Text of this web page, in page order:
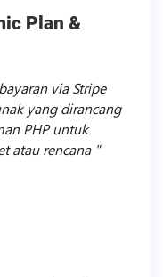
Plan &
via Stripe
yang dirancang
PHP untuk
atau rencana